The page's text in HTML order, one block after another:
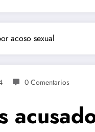
acoso sexual
0 Comentarios